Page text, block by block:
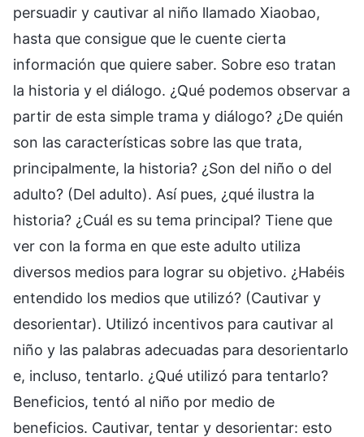
persuadir y cautivar al niño llamado Xiaobao,
hasta que consigue que le cuente cierta
información que quiere saber. Sobre eso tratan
la historia y el diálogo. ¿Qué podemos observar a
partir de esta simple trama y diálogo? ¿De quién
son las características sobre las que trata,
principalmente, la historia? ¿Son del niño o del
adulto? (Del adulto). Así pues, ¿qué ilustra la
historia? ¿Cuál es su tema principal? Tiene que
ver con la forma en que este adulto utiliza
diversos medios para lograr su objetivo. ¿Habéis
entendido los medios que utilizó? (Cautivar y
desorientar). Utilizó incentivos para cautivar al
niño y las palabras adecuadas para desorientarlo
e, incluso, tentarlo. ¿Qué utilizó para tentarlo?
Beneficios, tentó al niño por medio de
beneficios. Cautivar, tentar y desorientar: esto